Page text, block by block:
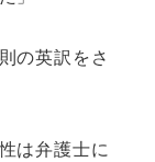
の英訳をさ
は弁護士に